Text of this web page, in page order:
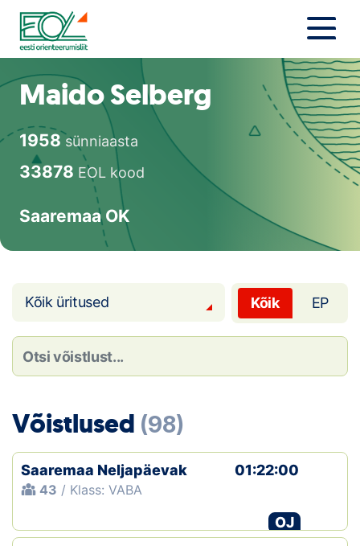
Liigu
sisu
juurde
Uudised
Orienteerujale
Eesti Orienteerumine 100!
Toetamine
Loha
Galerii
Maido Selberg
1958sünniaasta
33878 EOL kood
Saaremaa OK
Kõik üritused Kõik EP
Võistlused (98)
Saaremaa Neljapäevak
43 / Klass: VABA
01:22:00
OJ